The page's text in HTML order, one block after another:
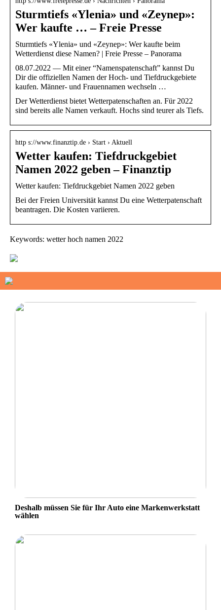
Sturmtiefs «Ylenia» und «Zeynep»:
Wer kaufte … – Freie Presse
Sturmtiefs «Ylenia» und «Zeynep»: Wer kaufte beim
Wetterdienst diese Namen? | Freie Presse – Panorama
08.07.2022 — Mit einer “Namenspatenschaft” kannst Du
Dir die offiziellen Namen der Hoch- und Tiefdruckgebiete
kaufen. Männer- und Frauennamen wechseln …
Der Wetterdienst bietet Wetterpatenschaften an. Für 2022
sind bereits alle Namen verkauft. Hochs sind teurer als Tiefs.
http s://www.finanztip.de › Start › Aktuell
Wetter kaufen: Tiefdruckgebiet
Namen 2022 geben – Finanztip
Wetter kaufen: Tiefdruckgebiet Namen 2022 geben
Bei der Freien Universität kannst Du eine Wetterpatenschaft
beantragen. Die Kosten variieren.
Keywords: wetter hoch namen 2022
Deshalb müssen Sie für Ihr Auto eine Markenwerkstatt
wählen